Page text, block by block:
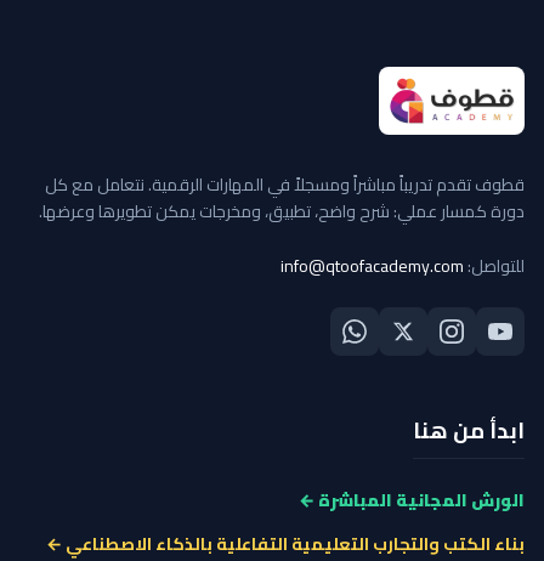
قطوف تقدم تدريباً مباشراً ومسجلاً في المهارات الرقمية. نتعامل مع كل
دورة كمسار عملي: شرح واضح، تطبيق، ومخرجات يمكن تطويرها وعرضها.
للتواصل:info@qtoofacademy.com
ابدأ من هنا
الورش المجانية المباشرة ←
بناء الكتب والتجارب التعليمية التفاعلية بالذكاء الاصطناعي ←